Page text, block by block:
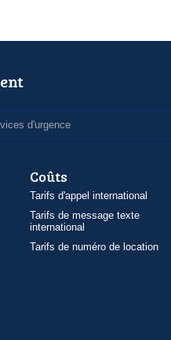
d'urgence
Coûts
Tarifs d'appel international
Tarifs de message texte
international
Tarifs de numéro de location